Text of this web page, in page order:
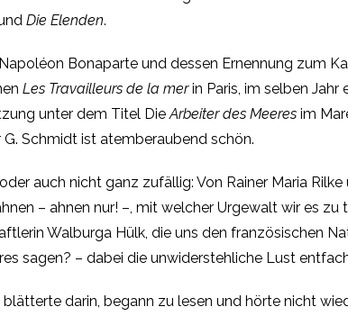
Die Elenden.
Bonaparte und dessen Ernennung zum
Les Travailleurs de la merin Paris, im selben Jahr
unter dem Titel Die Arbeiter des Meeres im
Schmidt ist atemberaubend schön.
auch nicht ganz zufällig: Von Rainer Maria
– ahnen nur! –, mit welcher Urgewalt wir es
Walburga Hülk, die uns den französischen
sagen? – dabei die unwiderstehliche Lust
blätterte darin, begann zu lesen und hörte nicht